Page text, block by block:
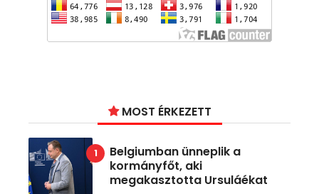
MOST ÉRKEZETT
Belgiumban ünneplik a
kormányfőt, aki
megakasztotta Ursuláékat